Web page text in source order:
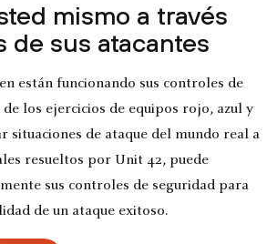
mismo a través
de sus atacantes
están funcionando sus controles de
los ejercicios de equipos rojo, azul y
situaciones de ataque del mundo real a
resueltos por Unit 42, puede
sus controles de seguridad para
de un ataque exitoso.